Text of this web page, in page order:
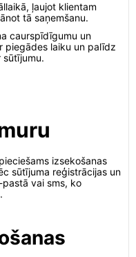
ļaujot klientam
tā saņemšanu.
caurspīdīgumu un
piegādes laiku un palīdz
sūtījumu.
izsekošanas
sūtījuma reģistrācijas un
vai sms, ko